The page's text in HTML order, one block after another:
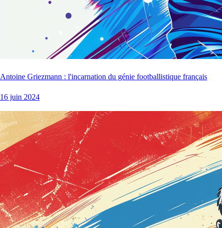
Antoine Griezmann : l'incarnation du génie footballistique français
16 juin 2024